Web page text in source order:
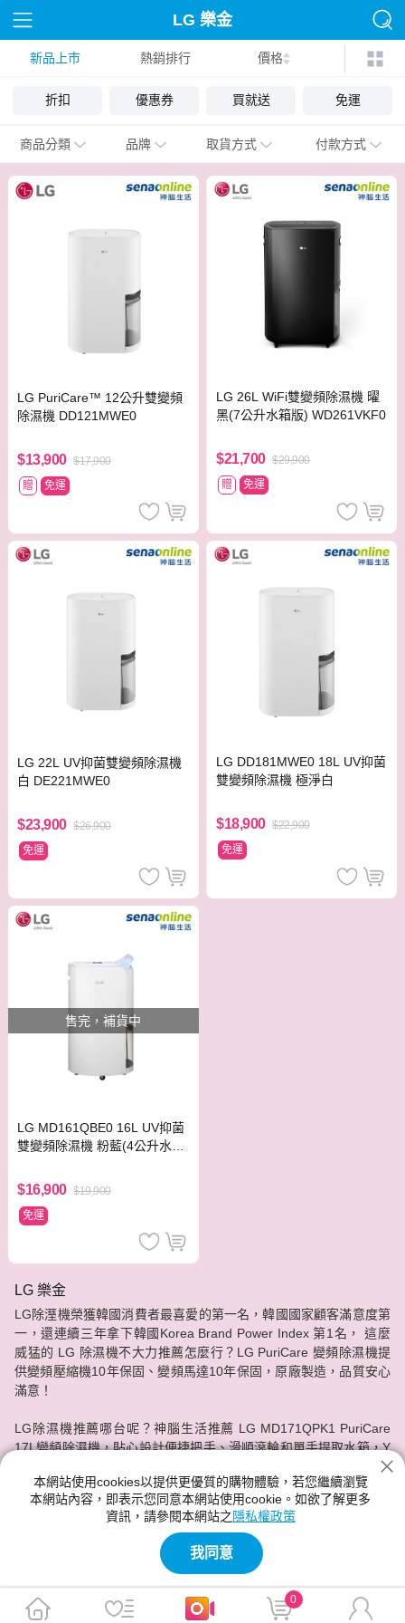
LG 樂金
新品上市 熱銷排行 價格
折扣 優惠券 買就送 免運
商品分類 品牌 取貨方式 付款方式
LG PuriCare™ 12公升雙變頻
除濕機 DD121MWE0
$13,900 $17,900
贈
免運
LG 26L WiFi雙變頻除濕機 曜
黑(7公升水箱版) WD261VKF0
$21,700 $29,900
贈
免運
LG 22L UV抑菌雙變頻除濕機
白 DE221MWE0
$23,900 $26,900
免運
LG DD181MWE0 18L UV抑菌
雙變頻除濕機 極淨白
$18,900 $22,900
免運
售完，補貨中
LG MD161QBE0 16L UV抑菌
雙變頻除濕機 粉藍(4公升水箱
$16,900 $19,900
免運
LG 樂金
LG除溼機榮獲韓國消費者最喜愛的第一名，韓國國家顧客滿意度第
一，還連續三年拿下韓國Korea Brand Power Index 第1名， 這麼
威猛的 LG 除濕機不大力推薦怎麼行？LG PuriCare 變頻除濕機提
供變頻壓縮機10年保固、變頻馬達10年保固，原廠製造，品質安心
滿意！
LG除濕機推薦哪台呢？神腦生活推薦 LG MD171QPK1 PuriCare
17L變頻除濕機，貼心設計便捷把手、滑順滾輪和單手提取水箱，Y
字配件幫助集中快速乾燥，還有針對狹小角落空間專用的衣櫥配
件，最重要的是LG除濕機的奈米離子功能能主動釋放正負離子，有
效去除空氣中的細菌等有害物質。現在就到神腦生活把LG除濕機帶
本網站使用cookies以提供更優質的購物體驗，若您繼續瀏覽
本網站內容，即表示您同意本網站使用cookie。如欲了解更多
資訊，請參閱本網站之 隱私權政策
我同意
0